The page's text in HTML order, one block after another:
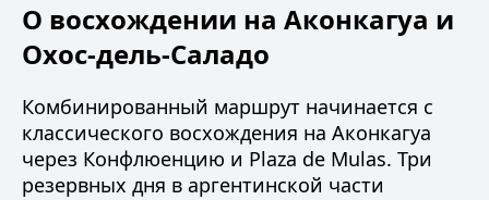
О восхождении на Аконкагуа и
Охос-дель-Саладо
Комбинированный маршрут начинается с
классического восхождения на Аконкагуа
через Конфлюенцию и Plaza de Mulas. Три
резервных дня в аргентинской части